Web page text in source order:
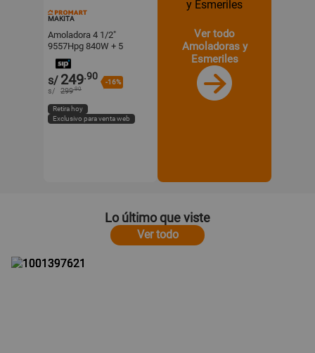
MAKITA
Amoladora 4 1/2"
9557Hpg 840W + 5
Discos + Bolso Makita
s/ 249.90
-16%
s/ 299.90
Retira hoy
Exclusivo para venta web
Ver todo
Amoladoras y
Esmeriles
Lo último que viste
Ver todo